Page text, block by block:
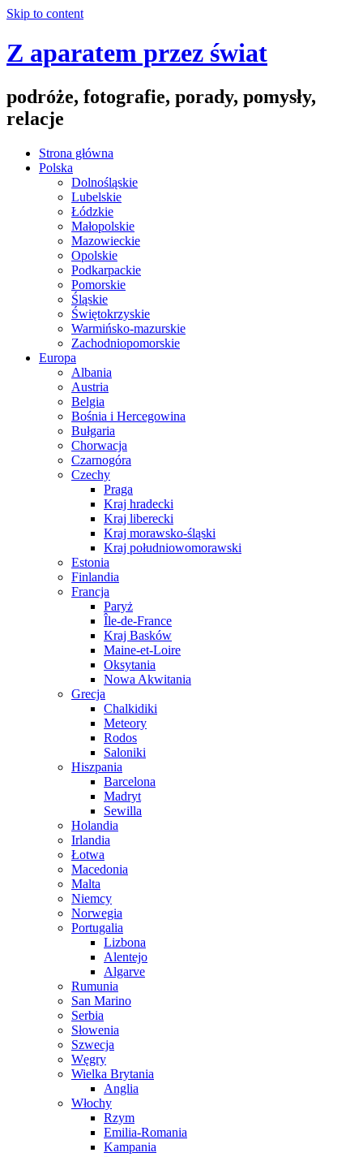
Skip to content
Z aparatem przez świat
podróże, fotografie, porady, pomysły,
relacje
Strona główna
Polska
Dolnośląskie
Lubelskie
Łódzkie
Małopolskie
Mazowieckie
Opolskie
Podkarpackie
Pomorskie
Śląskie
Świętokrzyskie
Warmińsko-mazurskie
Zachodniopomorskie
Europa
Albania
Austria
Belgia
Bośnia i Hercegowina
Bułgaria
Chorwacja
Czarnogóra
Czechy
Praga
Kraj hradecki
Kraj liberecki
Kraj morawsko-śląski
Kraj południowomorawski
Estonia
Finlandia
Francja
Paryż
Île-de-France
Kraj Basków
Maine-et-Loire
Oksytania
Nowa Akwitania
Grecja
Chalkidiki
Meteory
Rodos
Saloniki
Hiszpania
Barcelona
Madryt
Sewilla
Holandia
Irlandia
Łotwa
Macedonia
Malta
Niemcy
Norwegia
Portugalia
Lizbona
Alentejo
Algarve
Rumunia
San Marino
Serbia
Słowenia
Szwecja
Węgry
Wielka Brytania
Anglia
Włochy
Rzym
Emilia-Romania
Kampania